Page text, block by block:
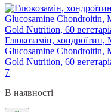
Глюкозамін,
Glucosamine Chondroitin,
Gold Nutrition, 60
7
В наявності